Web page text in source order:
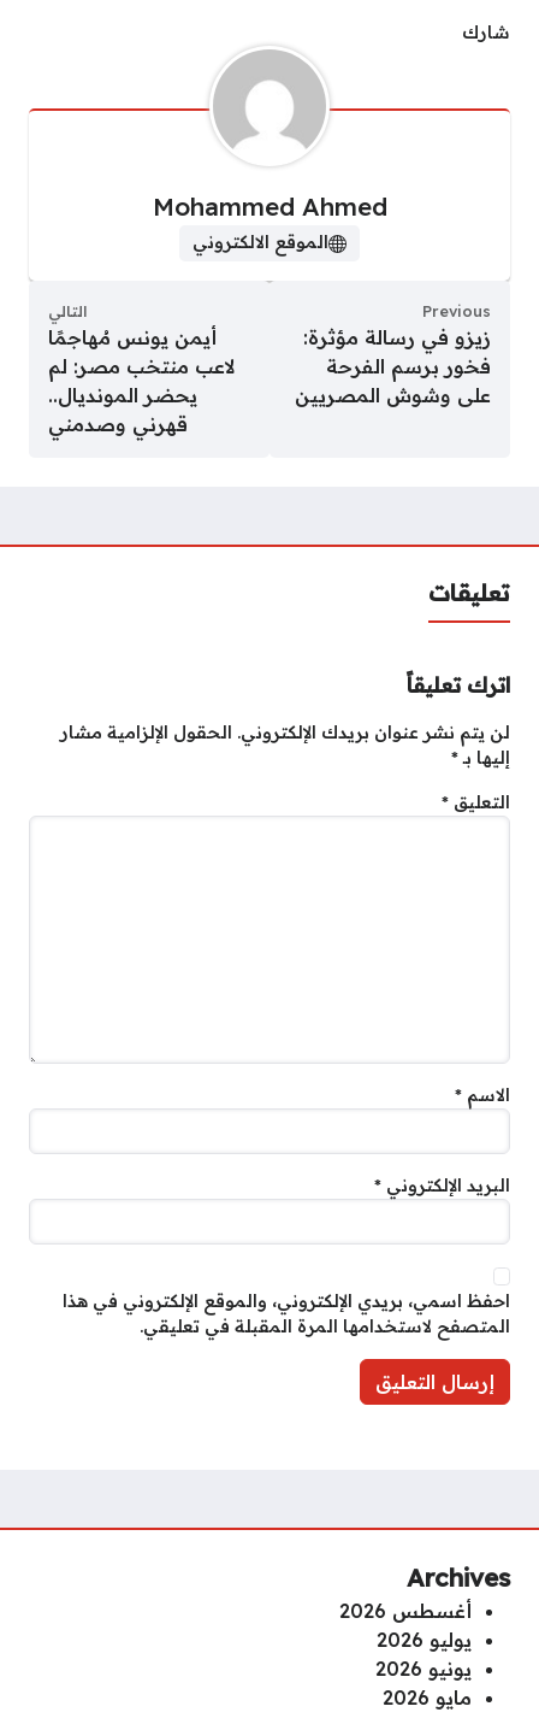
شارك
Mohammed Ahmed
الموقع الالكتروني
Previous
زيزو في رسالة مؤثرة:
فخور برسم الفرحة
على وشوش المصريين
التالي
أيمن يونس مُهاجمًا
لاعب منتخب مصر: لم
يحضر المونديال..
قهرني وصدمني
تعليقات
اترك تعليقاً
لن يتم نشر عنوان بريدك الإلكتروني. الحقول الإلزامية مشار
إليها بـ*
التعليق *
الاسم *
البريد الإلكتروني *
احفظ اسمي، بريدي الإلكتروني، والموقع الإلكتروني في هذا
المتصفح لاستخدامها المرة المقبلة في تعليقي.
Archives
أغسطس 2026
يوليو 2026
يونيو 2026
مايو 2026